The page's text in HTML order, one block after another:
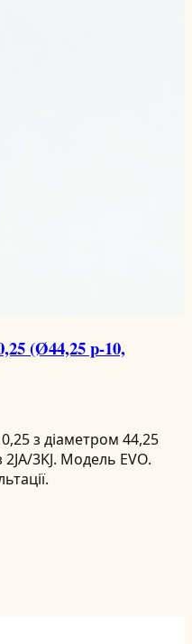
(Ø44,25 p-10,
з діаметром 44,25
3KJ. Модель EVO.